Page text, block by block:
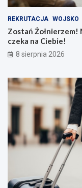
REKRUTACJA WOJSKO
Zostań
czeka na Ciebie!
8 sierpnia 2026